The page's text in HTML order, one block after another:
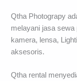
Qtha Photograpy
melayani jasa sewa
kamera, lensa,
aksesoris.
Qtha rental